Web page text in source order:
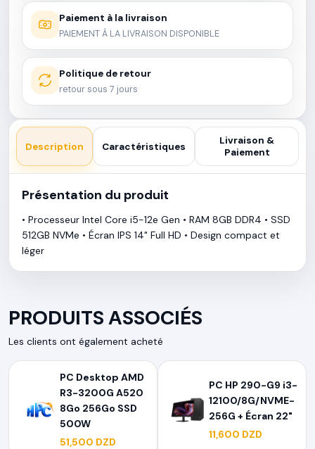
Paiement à la livraison
PAIEMENT À LA LIVRAISON DISPONIBLE
Politique de retour
retour sous 7 jours
Description Caractéristiques
Livraison &
Paiement
Présentation du produit
• Processeur Intel Core i5-12e Gen • RAM 8GB DDR4 • SSD
512GB NVMe • Écran IPS 14" Full HD • Design compact et
léger
PRODUITS ASSOCIÉS
Les clients ont également acheté
PC Desktop AMD
R3-3200G A520
8Go 256Go SSD
500W
51,500 DZD
PC HP 290-G9 i3-
12100/8G/NVME-
256G + Écran 22"
11,600 DZD